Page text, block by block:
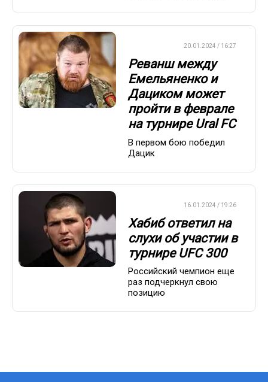
20.01.2024 / 16:27
Реванш между
Емельяненко и
Дациком может
пройти в феврале
на турнире Ural FC
В первом бою победил
Дацик
16.01.2024 / 19:26
Хабиб ответил на
слухи об участии в
турнире UFC 300
Российский чемпион еще
раз подчеркнул свою
позицию